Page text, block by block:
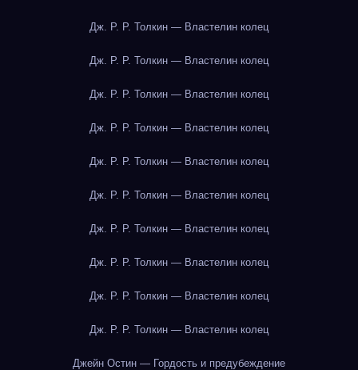
Дж. Р. Р. Толкин — Властелин колец
Дж. Р. Р. Толкин — Властелин колец
Дж. Р. Р. Толкин — Властелин колец
Дж. Р. Р. Толкин — Властелин колец
Дж. Р. Р. Толкин — Властелин колец
Дж. Р. Р. Толкин — Властелин колец
Дж. Р. Р. Толкин — Властелин колец
Дж. Р. Р. Толкин — Властелин колец
Дж. Р. Р. Толкин — Властелин колец
Дж. Р. Р. Толкин — Властелин колец
Джейн Остин — Гордость и предубеждение